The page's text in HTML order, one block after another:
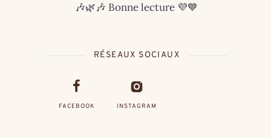
🎶🌿🎶 Bonne lecture 💜💙
RÉSEAUX SOCIAUX
FACEBOOK INSTAGRAM